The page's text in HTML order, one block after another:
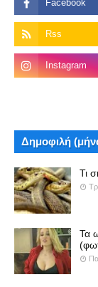
Δημοφιλή
Τι
Τα